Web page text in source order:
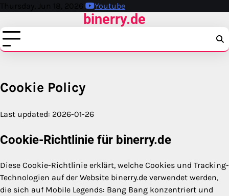
Skip
content
Thursday, Jun 18, 2026 Youtube
binerry.de
Cookie Policy
Last updated: 2026-01-26
Cookie-Richtlinie für binerry.de
Diese Cookie-Richtlinie erklärt, welche Cookies und Tracking-
Technologien auf der Website binerry.de verwendet werden,
die sich auf Mobile Legends: Bang Bang konzentriert und